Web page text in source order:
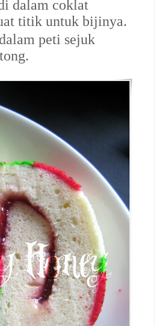
dalam coklat
titik untuk bijinya.
peti sejuk